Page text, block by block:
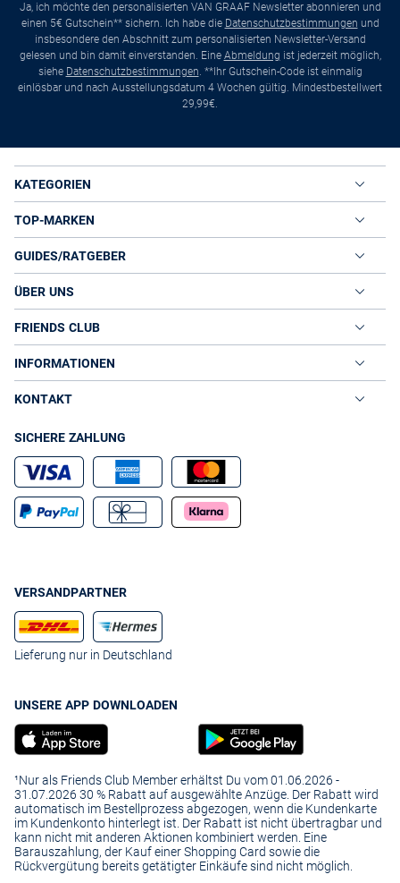
Ja, ich möchte den personalisierten VAN GRAAF Newsletter abonnieren und
einen 5€ Gutschein** sichern. Ich habe die Datenschutzbestimmungen und
insbesondere den Abschnitt zum personalisierten Newsletter-Versand
gelesen und bin damit einverstanden. Eine Abmeldung ist jederzeit möglich,
siehe Datenschutzbestimmungen. **Ihr Gutschein-Code ist einmalig
einlösbar und nach Ausstellungsdatum 4 Wochen gültig. Mindestbestellwert
29,99€.
KATEGORIEN
TOP-MARKEN
GUIDES/RATGEBER
ÜBER UNS
FRIENDS CLUB
INFORMATIONEN
KONTAKT
SICHERE ZAHLUNG
VERSANDPARTNER
Lieferung nur in Deutschland
UNSERE APP DOWNLOADEN
¹Nur als Friends Club Member erhältst Du vom 01.06.2026 -
31.07.2026 30 % Rabatt auf ausgewählte Anzüge. Der Rabatt wird
automatisch im Bestellprozess abgezogen, wenn die Kundenkarte
im Kundenkonto hinterlegt ist. Der Rabatt ist nicht übertragbar und
kann nicht mit anderen Aktionen kombiniert werden. Eine
Barauszahlung, der Kauf einer Shopping Card sowie die
Rückvergütung bereits getätigter Einkäufe sind nicht möglich.